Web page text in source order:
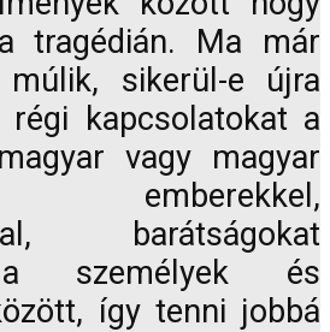
tragédián. Ma már
sikerül-e újra
kapcsolatokat a
vagy magyar
emberekkel,
barátságokat
a személyek és
így tenni jobbá